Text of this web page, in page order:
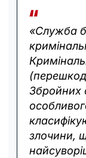
«Служба
Збройних
злочини,